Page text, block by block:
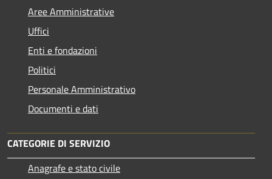
Aree Amministrative
Uffici
Enti e fondazioni
Politici
Personale Amministrativo
Documenti e dati
CATEGORIE DI SERVIZIO
Anagrafe e stato civile